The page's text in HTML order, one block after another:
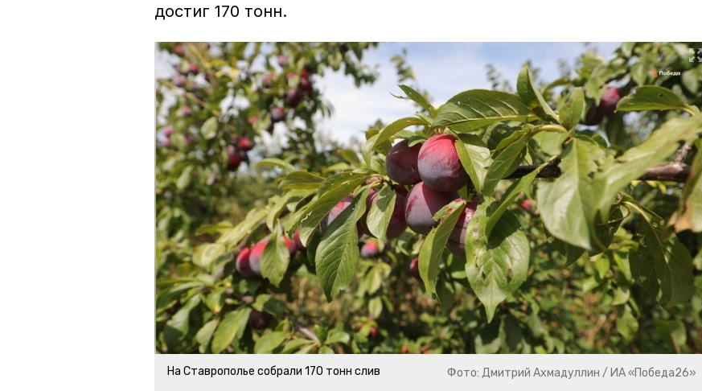
достиг 170 тонн.
На Ставрополье собрали 170 тонн слив Фото: Дмитрий Ахмадуллин / ИА «Победа26»